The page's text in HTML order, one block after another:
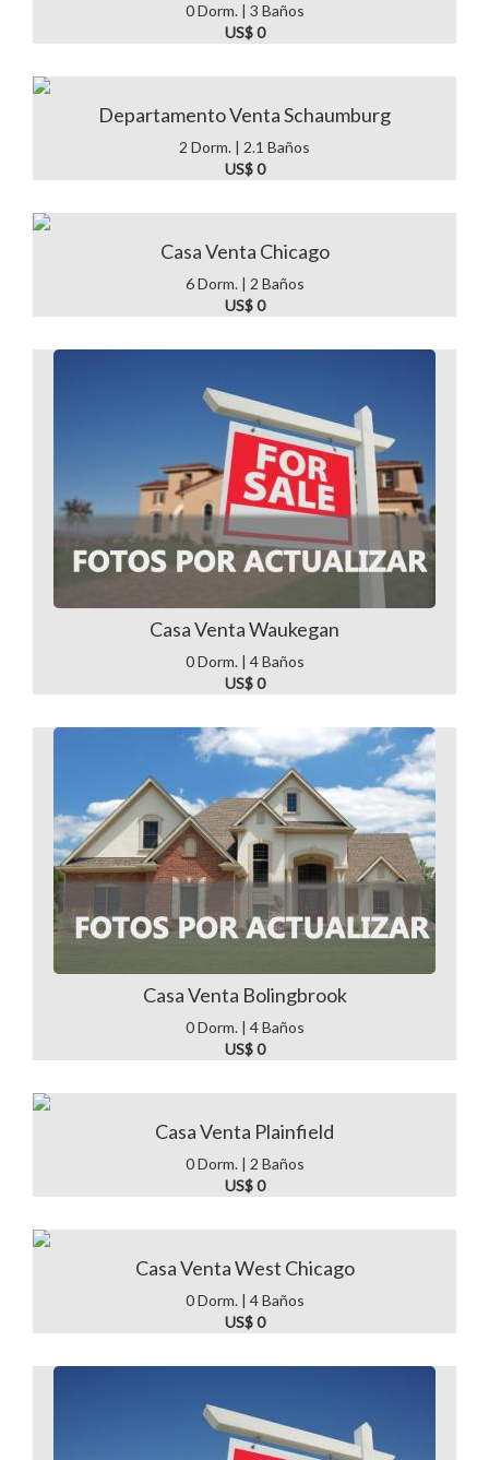
0 Dorm. | 3 Baños
US$ 0
Departamento Venta Schaumburg
2 Dorm. | 2.1 Baños
US$ 0
Casa Venta Chicago
6 Dorm. | 2 Baños
US$ 0
Casa Venta Waukegan
0 Dorm. | 4 Baños
US$ 0
Casa Venta Bolingbrook
0 Dorm. | 4 Baños
US$ 0
Casa Venta Plainfield
0 Dorm. | 2 Baños
US$ 0
Casa Venta West Chicago
0 Dorm. | 4 Baños
US$ 0